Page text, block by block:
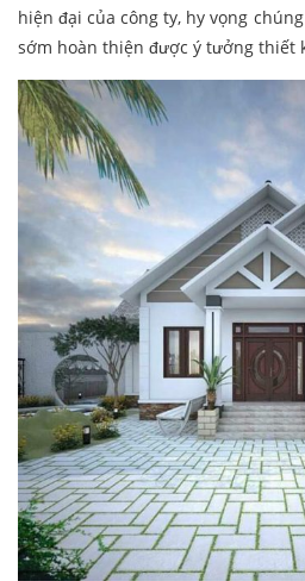
hiện đại của công ty, hy vọng
sớm hoàn thiện được ý tưởng thiết